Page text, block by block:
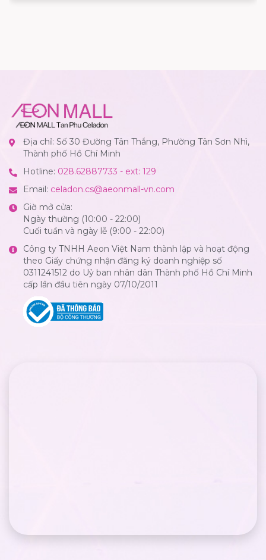
Địa chỉ: Số 30 Đường Tân Thắng, Phường Tân Sơn Nhì,
Thành phố Hồ Chí Minh
Hotline: 028.62887733 - ext: 129
Email: celadon.cs@aeonmall-vn.com
Giờ mở cửa:
Ngày thường (10:00 - 22:00)
Cuối tuần và ngày lễ (9:00 - 22:00)
Công ty TNHH Aeon Việt Nam thành lập và hoạt động
theo Giấy chứng nhận đăng ký doanh nghiệp số
0311241512 do Uỷ ban nhân dân Thành phố Hồ Chí Minh
cấp lần đầu tiên ngày 07/10/2011